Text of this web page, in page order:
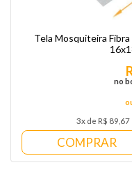
Tela Mosquiteira
3x de R$
no
COMPRAR